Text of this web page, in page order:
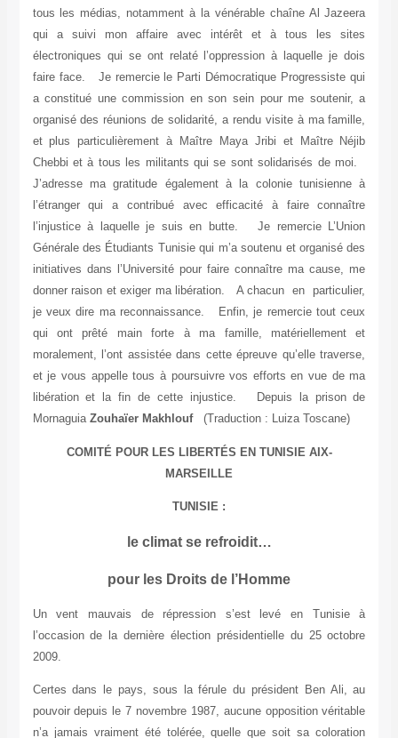
tous les médias, notamment à la vénérable chaîne Al Jazeera
qui a suivi mon affaire avec intérêt et à tous les sites
électroniques qui se ont relaté l’oppression à laquelle je dois
faire face. Je remercie le Parti Démocratique Progressiste qui
a constitué une commission en son sein pour me soutenir, a
organisé des réunions de solidarité, a rendu visite à ma famille,
et plus particulièrement à Maître Maya Jribi et Maître Néjib
Chebbi et à tous les militants qui se sont solidarisés de moi.
J’adresse ma gratitude également à la colonie tunisienne à
l’étranger qui a contribué avec efficacité à faire connaître
l’injustice à laquelle je suis en butte. Je remercie L’Union
Générale des Étudiants Tunisie qui m’a soutenu et organisé des
initiatives dans l’Université pour faire connaître ma cause, me
donner raison et exiger ma libération. A chacun en particulier,
je veux dire ma reconnaissance. Enfin, je remercie tout ceux
qui ont prêté main forte à ma famille, matériellement et
moralement, l’ont assistée dans cette épreuve qu’elle traverse,
et je vous appelle tous à poursuivre vos efforts en vue de ma
libération et la fin de cette injustice. Depuis la prison de
Mornaguia Zouhaïer Makhlouf (Traduction : Luiza Toscane)
COMITÉ POUR LES LIBERTÉS EN TUNISIE AIX-
MARSEILLE
TUNISIE :
le climat se refroidit…
pour les Droits de l’Homme
Un vent mauvais de répression s’est levé en Tunisie à
l’occasion de la dernière élection présidentielle du 25 octobre
2009.
Certes dans le pays, sous la férule du président Ben Ali, au
pouvoir depuis le 7 novembre 1987, aucune opposition véritable
n’a jamais vraiment été tolérée, quelle que soit sa coloration